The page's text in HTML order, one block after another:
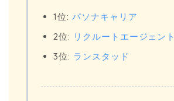
1位:パソナキャリア
2位: リクルートエージェント
3位: ランスタッド